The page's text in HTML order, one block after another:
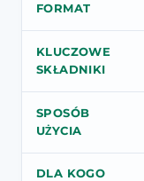
FORMAT
KLUCZOWE
SKŁADNIKI
SPOSÓB
UŻYCIA
DLA KOGO